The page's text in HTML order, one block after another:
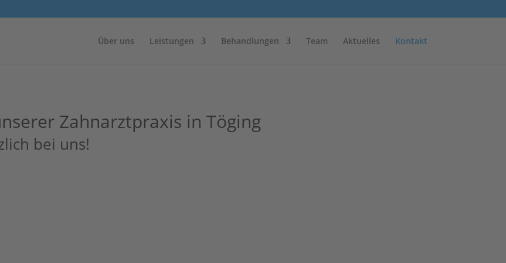
Über uns Leistungen Behandlungen Team Aktuelles Kontakt
Zahnarztpraxis in Töging
bei uns!